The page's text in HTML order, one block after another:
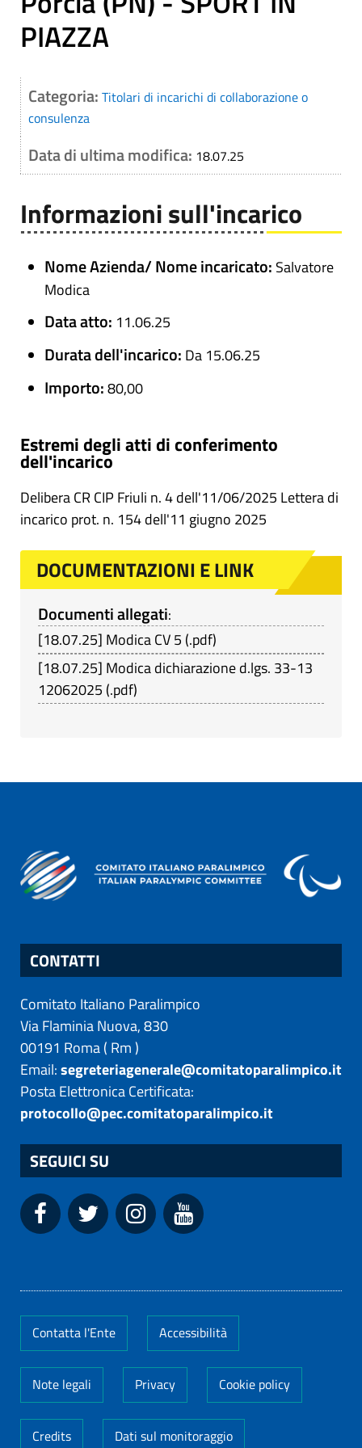
PIAZZA
Categoria: Titolari di incarichi di collaborazione o
consulenza
Data di ultima modifica: 18.07.25
Informazioni sull'incarico
Nome Azienda/ Nome incaricato: Salvatore
Modica
Data atto: 11.06.25
Durata dell'incarico: Da 15.06.25
Importo:80,00
Estremi degli atti di conferimento
dell'incarico
Delibera CR CIP Friuli n. 4 dell'11/06/2025 Lettera di
incarico prot. n. 154 dell'11 giugno 2025
DOCUMENTAZIONI E LINK
Documenti allegati:
[18.07.25] Modica CV 5 (.pdf)
[18.07.25] Modica dichiarazione d.lgs. 33-13
12062025 (.pdf)
CONTATTI
Comitato Italiano Paralimpico
Via Flaminia Nuova, 830
00191 Roma( Rm)
Email:segreteriagenerale@comitatoparalimpico.it
Posta Elettronica Certificata:
protocollo@pec.comitatoparalimpico.it
SEGUICI SU
Contatta l'Ente Accessibilità
Note legali Privacy Cookie policy
Credits Dati sul monitoraggio